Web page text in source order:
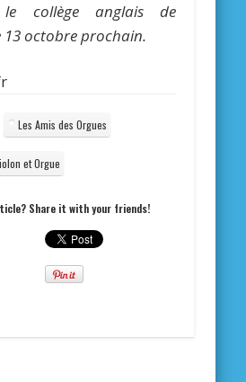
collège anglais de
13 octobre prochain.
Les Amis des Orgues
et Orgue
Share it with your friends!